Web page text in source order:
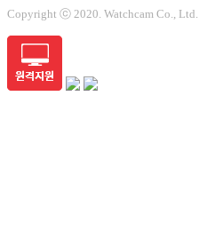
Copyright ⓒ 2020. Watchcam Co., Ltd.